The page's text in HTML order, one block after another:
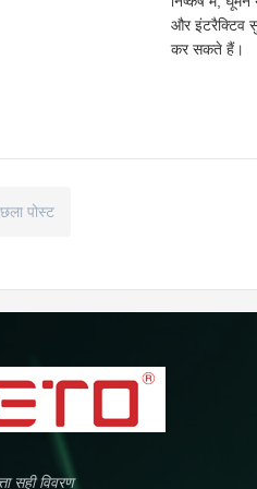
और इंटरैक्टिव
कर सकते हैं।
पोस्ट
सही विवरण